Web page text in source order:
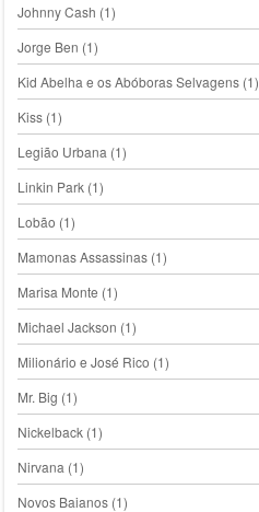
Johnny Cash (1)
Jorge Ben (1)
Kid Abelha e os Abóboras Selvagens(1)
Kiss(1)
Legião Urbana (1)
Linkin Park(1)
Lobão (1)
Mamonas Assassinas(1)
Marisa Monte (1)
Michael Jackson (1)
Milionário e José Rico (1)
Mr. Big (1)
Nickelback(1)
Nirvana (1)
Novos Baianos(1)